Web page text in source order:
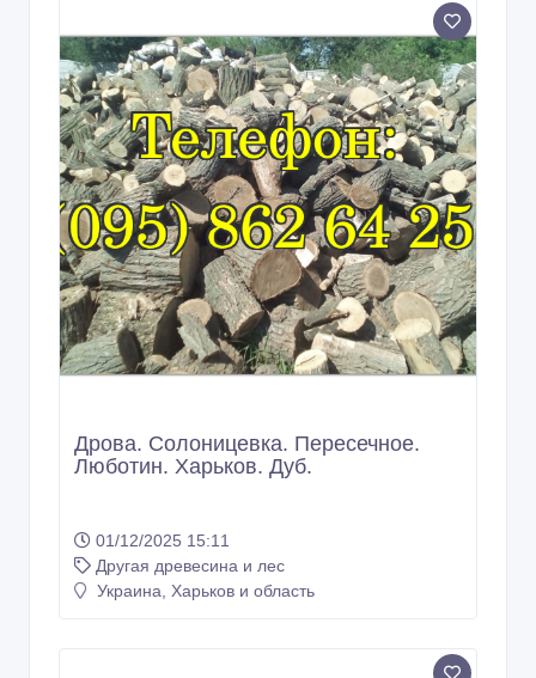
Дрова. Солоницевка. Пересечное.
Люботин. Харьков. Дуб.
01/12/2025 15:11
Другая древесина и лес
Украина, Харьков и область